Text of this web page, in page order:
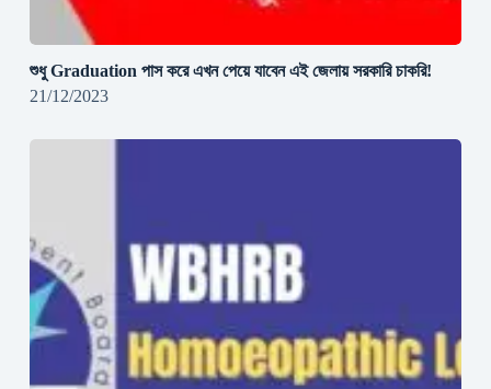
শুধু Graduation পাস করে এখন পেয়ে যাবেন এই জেলায় সরকারি চাকরি!
21/12/2023